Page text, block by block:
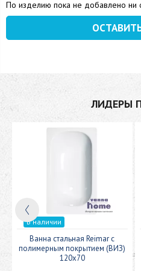
По изделию пока не добавлено ни
ЛИДЕРЫ
В наличии
Ванна стальная Reimar с
полимерным покрытием (ВИЗ)
120x70